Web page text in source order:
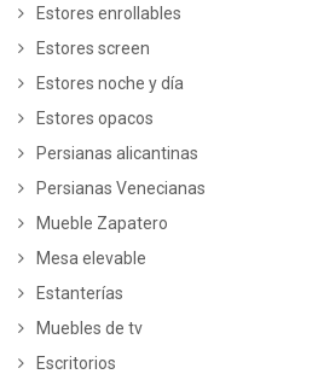
Estores enrollables
Estores screen
Estores noche y día
Estores opacos
Persianas alicantinas
Persianas Venecianas
Mueble Zapatero
Mesa elevable
Estanterías
Muebles de tv
Escritorios